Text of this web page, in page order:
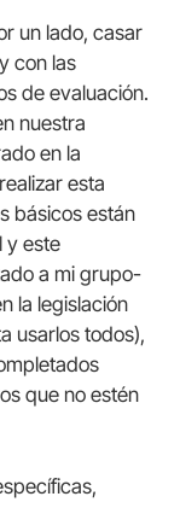
un lado, casar
con las
de evaluación.
nuestra
en la
esta
básicos están
y este
a mi grupo-
la legislación
usarlos todos),
que no estén